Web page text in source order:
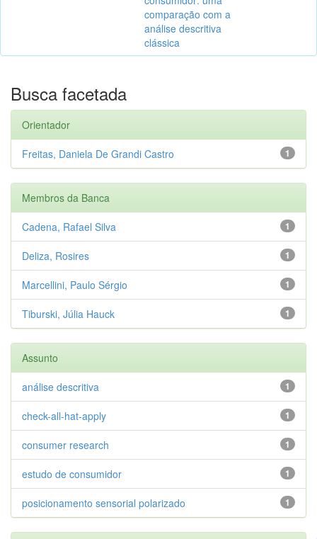
comparação com a
análise descritiva
clássica
Busca facetada
Orientador
1
Freitas, Daniela De Grandi Castro
Membros da Banca
1
Cadena, Rafael Silva
1
Deliza, Rosires
1
Marcellini, Paulo Sérgio
1
Tiburski, Júlia Hauck
Assunto
1
análise descritiva
1
check-all-hat-apply
1
consumer research
1
estudo de consumidor
1
posicionamento sensorial polarizado